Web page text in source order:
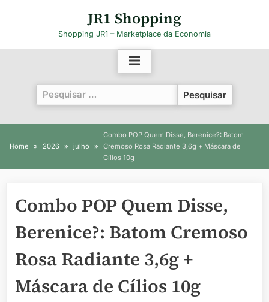
JR1 Shopping
Shopping JR1 – Marketplace da Economia
Pesquisar
por:
Home 2026 julho
Combo POP Quem Disse, Berenice?: Batom
Cremoso Rosa Radiante 3,6g + Máscara de
Cílios 10g
Combo POP Quem Disse,
Berenice?: Batom Cremoso
Rosa Radiante 3,6g +
Máscara de Cílios 10g